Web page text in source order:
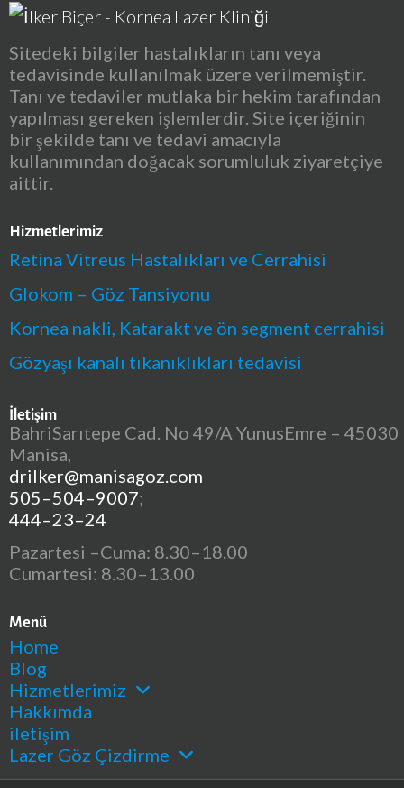
Sitedeki bilgiler hastalıkların tanı veya
tedavisinde kullanılmak üzere verilmemiştir.
Tanı ve tedaviler mutlaka bir hekim tarafından
yapılması gereken işlemlerdir. Site içeriğinin
bir şekilde tanı ve tedavi amacıyla
kullanımından doğacak sorumluluk ziyaretçiye
aittir.
Hizmetlerimiz
Retina Vitreus Hastalıkları ve Cerrahisi
Glokom – Göz Tansiyonu
Kornea nakli, Katarakt ve ön segment cerrahisi
Gözyaşı kanalı tıkanıklıkları tedavisi
İletişim
BahriSarıtepe Cad. No 49/A YunusEmre – 45030
Manisa,
drilker@manisagoz.com
505–504–9007;
444–23–24
Pazartesi –Cuma: 8.30–18.00
Cumartesi: 8.30–13.00
Menü
Home
Blog
Hizmetlerimiz
Hakkımda
iletişim
Lazer Göz Çizdirme